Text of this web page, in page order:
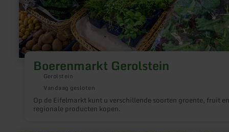
Boerenmarkt Gerolstein
Gerolstein
Vandaag gesloten
Op de Eifelmarkt kunt u verschillende soorten groente, fruit en
regionale producten kopen.